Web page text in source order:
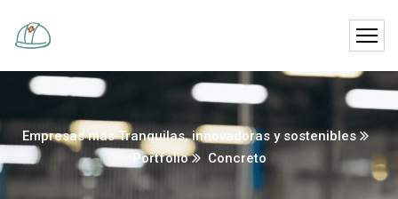
Empresas mas Tranquilas, innovadoras y sostenibles
Portfolio
Concreto